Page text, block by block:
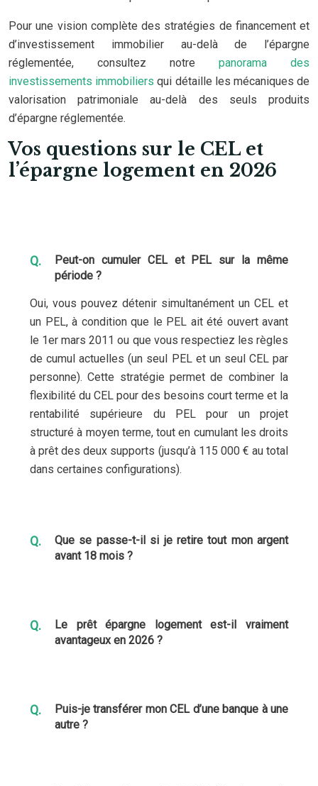
Pour une vision complète des stratégies de financement et
d’investissement immobilier au-delà de l’épargne
réglementée, consultez notre panorama des
investissements immobiliers qui détaille les mécaniques de
valorisation patrimoniale au-delà des seuls produits
d’épargne réglementée.
Vos questions sur le CEL et
l’épargne logement en 2026
Peut-on cumuler CEL et PEL sur la même
période ?
Oui, vous pouvez détenir simultanément un CEL et
un PEL, à condition que le PEL ait été ouvert avant
le 1er mars 2011 ou que vous respectiez les règles
de cumul actuelles (un seul PEL et un seul CEL par
personne). Cette stratégie permet de combiner la
flexibilité du CEL pour des besoins court terme et la
rentabilité supérieure du PEL pour un projet
structuré à moyen terme, tout en cumulant les droits
à prêt des deux supports (jusqu’à 115 000 € au total
dans certaines configurations).
Que se passe-t-il si je retire tout mon argent
avant 18 mois ?
Le prêt épargne logement est-il vraiment
avantageux en 2026 ?
Puis-je transférer mon CEL d’une banque à une
autre ?